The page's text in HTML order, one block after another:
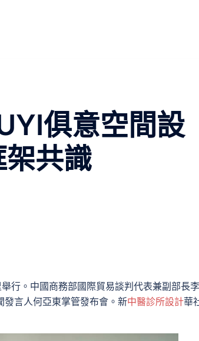
俱意空間設
共識
行。中國商務部國際貿易談判代表兼副部長
言人何亞東掌管發布會。新中醫診所設計華